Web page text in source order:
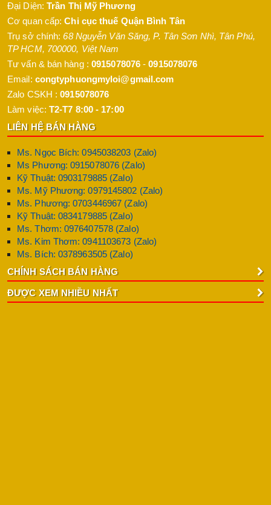
Đại Diện: Trần Thị Mỹ Phương
Cơ quan cấp:Chi cục thuế Quận Bình Tân
Trụ sở chính:68 Nguyễn Văn Săng, P. Tân Sơn Nhì, Tân Phú,
TP HCM, 700000, Việt Nam
Tư vấn & bán hàng : 0915078076 -0915078076
Email: congtyphuongmyloi@gmail.com
Zalo CSKH :0915078076
Làm việc: T2-T7 8:00 - 17:00
LIÊN HỆ BÁN HÀNG
Ms. Ngọc Bích: 0945038203 (Zalo)
Ms Phương: 0915078076 (Zalo)
Kỹ Thuật: 0903179885 (Zalo)
Ms. Mỹ Phương: 0979145802 (Zalo)
Ms. Phương: 0703446967 (Zalo)
Kỹ Thuật: 0834179885 (Zalo)
Ms. Thơm: 0976407578 (Zalo)
Ms. Kim Thơm: 0941103673 (Zalo)
Ms. Bích: 0378963505 (Zalo)
CHÍNH SÁCH BÁN HÀNG
ĐƯỢC XEM NHIỀU NHẤT